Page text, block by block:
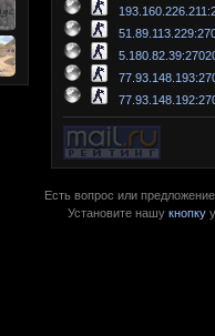
Есть вопрос или
Установите нашукнопку